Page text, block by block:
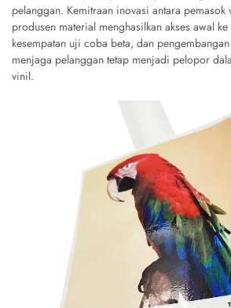
pelanggan. Kemitraan inovasi antara
produsen material menghasilkan akses awal
kesempatan uji coba beta, dan
menjaga pelanggan tetap menjadi pelopor
vinil.